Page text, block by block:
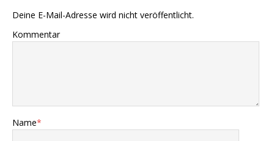
Deine E-Mail-Adresse wird nicht veröffentlicht.
Kommentar
Name*